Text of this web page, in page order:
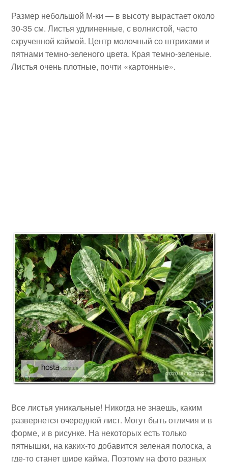
Размер небольшой М-ки — в высоту вырастает около
30-35 см. Листья удлиненные, с волнистой, часто
скрученной каймой. Центр молочный со штрихами и
пятнами темно-зеленого цвета. Края темно-зеленые.
Листья очень плотные, почти «картонные».
Все листья уникальные! Никогда не знаешь, каким
развернется очередной лист. Могут быть отличия и в
форме, и в рисунке. На некоторых есть только
пятнышки, на каких-то добавится зеленая полоска, а
где-то станет шире кайма. Поэтому на фото разных